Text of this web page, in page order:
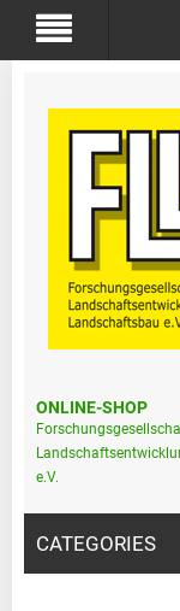
ONLINE-SHOP
e.V.
CATEGORIES